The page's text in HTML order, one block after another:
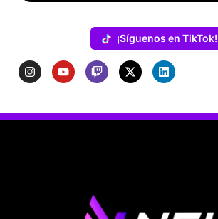
¡Síguenos en TikTok!